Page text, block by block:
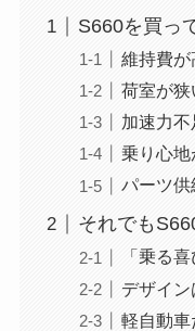
S660を買っ
維持費が
荷室が狭
加速力不
乗り心地
パーツ
それでも
「乗る
デザイン
軽自動車